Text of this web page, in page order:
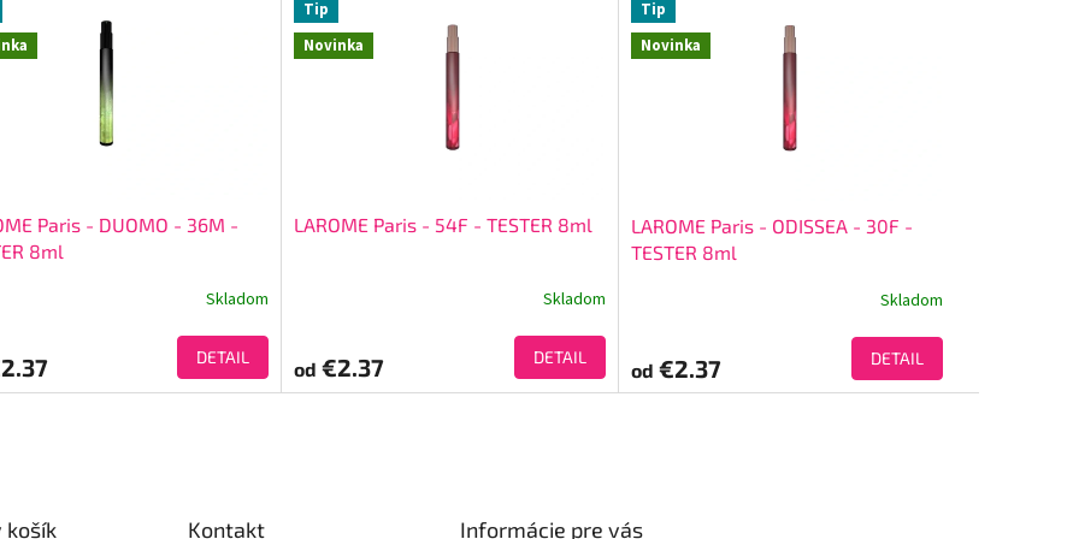
Paris - DUOMO - 36M -
8ml
Skladom
DETAIL
Novinka
Tip
LAROME Paris - 54F - TESTER 8ml
Skladom
od €2.37 DETAIL
Novinka
Tip
LAROME Paris - ODISSEA - 30F -
TESTER 8ml
Skladom
od €2.37 DETAIL
košík Kontakt Informácie pre vás